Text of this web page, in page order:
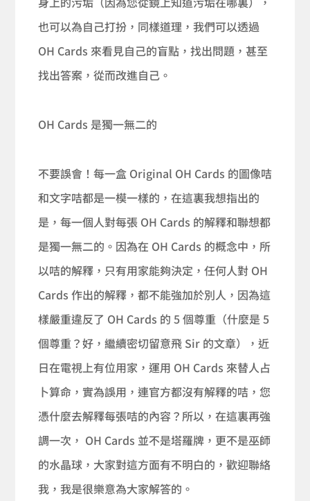
也可以為自己打扮，同樣道理，我們可以透過
OH Cards 來看見自己的盲點，找出問題，甚至
找出答案，從而改進自己。
OH Cards 是獨一無二的
不要誤會！每一盒 Original OH Cards 的圖像咭
和文字咭都是一模一樣的，在這裏我想指出的
是，每一個人對每張 OH Cards 的解釋和聯想都
是獨一無二的。因為在 OH Cards 的概念中，所
以咭的解釋，只有用家能夠決定，任何人對 OH
Cards 作出的解釋，都不能強加於別人，因為這
樣嚴重違反了 OH Cards 的 5 個尊重（什麼是 5
個尊重？好，繼續密切留意飛 Sir 的文章），近
日在電視上有位用家，運用 OH Cards 來替人占
卜算命，實為誤用，連官方都沒有解釋的咭，您
憑什麼去解釋每張咭的內容？所以，在這裏再強
調一次， OH Cards 並不是塔羅牌，更不是巫師
的水晶球，大家對這方面有不明白的，歡迎聯絡
我，我是很樂意為大家解答的。